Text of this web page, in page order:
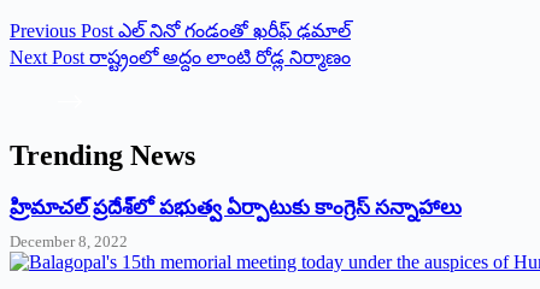
Previous Post ఎల్ నినో గండంతో ఖరీఫ్ ఢమాల్
Next Post రాష్ట్రంలో అద్దం లాంటి రోడ్ల నిర్మాణం
Trending News
‌హ్రిమాచల్‌ ‌ప్రదేశ్‌లో పభుత్వ ఏర్పాటుకు కాంగ్రెస్‌ ‌సన్నాహాలు
December 8, 2022